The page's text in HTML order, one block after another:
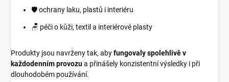
🛡️ ochrany laku, plastů i interiéru
🪑 péči o kůži, textil a interiérové plasty
Produkty jsou navrženy tak, abyfungovaly spolehlivě v
každodenním provozua přinášely konzistentní výsledky i při
dlouhodobém používání.